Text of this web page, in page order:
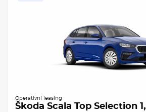
Operativní leasing
Škoda Scala Top Selection